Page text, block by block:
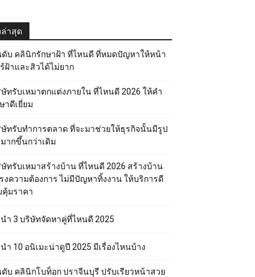
ล่าสุด
ดับ คลินิกรักษาฝ้า ที่ไหนดี ที่หมดปัญหาให้หน้า
ฝ้าและสิวได้ไม่ยาก
ษัทรับเหมาตกแต่งภายใน ที่ไหนดี 2026 ให้คำ
าดีเยี่ยม
ษัทรับทำการตลาด ที่จะมาช่วยให้ธุรกิจนั้นมีรูป
ากขึ้นกว่าเดิม
ษัทรับเหมาสร้างบ้าน ที่ไหนดี 2026 สร้างบ้าน
งความต้องการ ไม่มีปัญหาทิ้งงาน ให้บริการดี
คุ้มราคา
ำ 3 บริษัทจัดหาคู่ที่ไหนดี 2025
ำ 10 อนิเมะน่าดูปี 2025 มีเรื่องไหนบ้าง
ดับ คลินิกโบท็อก ปราจีนบุรี ปรับเรียวหน้าสวย